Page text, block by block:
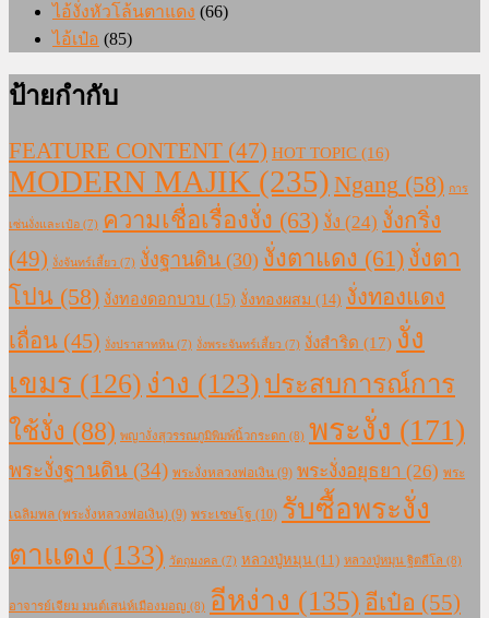
ไอ้งั่งหัวโล้นตาแดง (66)
ไอ้เป๋อ (85)
ป้ายกำกับ
FEATURE CONTENT (47) HOT TOPIC (16)
MODERN MAJIK (235) Ngang (58) การ
เซ่นงั่งและเป๋อ (7) ความเชื่อเรื่องงั่ง (63) งั่ง (24) งั่งกริ่ง
(49) งั่งจันทร์เสี้ยว (7) งั่งฐานดิน (30) งั่งตาแดง (61) งั่งตา
โปน (58) งั่งทองดอกบวบ (15) งั่งทองผสม (14) งั่งทองแดง
เถื่อน (45) งั่งปราสาทหิน (7) งั่งพระจันทร์เสี้ยว (7) งั่งสำริด (17) งั่ง
เขมร (126) ง่าง (123) ประสบการณ์การ
ใช้งั่ง (88) พญางั่งสุวรรณภูมิพิมพ์นิ้วกระดก (8) พระงั่ง (171)
พระงั่งฐานดิน (34) พระงั่งหลวงพ่อเงิน (9) พระงั่งอยุธยา (26) พระ
เฉลิมพล (พระงั่งหลวงพ่อเงิน) (9) พระเชษโฐ (10) รับซื้อพระงั่ง
ตาแดง (133) วัตถุมงคล (7) หลวงปู่หมุน (11) หลวงปู่หมุน ฐิตสีโล (8)
อาจารย์เจียม มนต์เสน่ห์เมืองมอญ (8) อีหง่าง (135) อีเป๋อ (55)